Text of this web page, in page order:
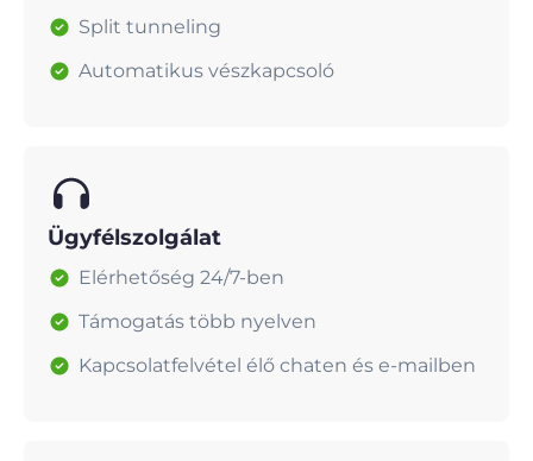
Split tunneling
Automatikus vészkapcsoló
Ügyfélszolgálat
Elérhetőség 24/7-ben
Támogatás több nyelven
Kapcsolatfelvétel élő chaten és e-mailben